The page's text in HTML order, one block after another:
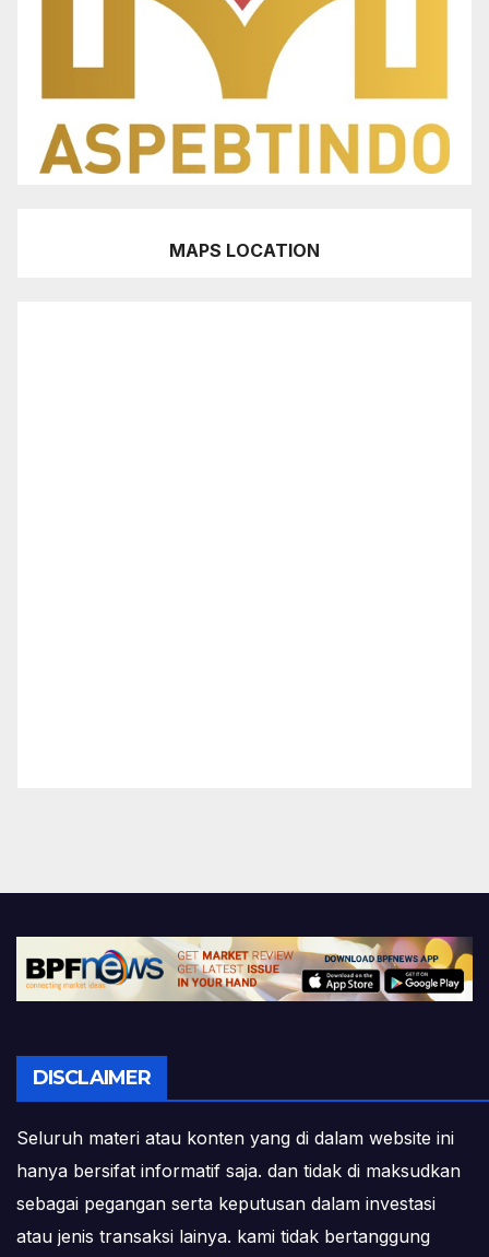
MAPS LOCATION
DISCLAIMER
Seluruh materi atau konten yang di dalam website ini
hanya bersifat informatif saja. dan tidak di maksudkan
sebagai pegangan serta keputusan dalam investasi
atau jenis transaksi lainya. kami tidak bertanggung